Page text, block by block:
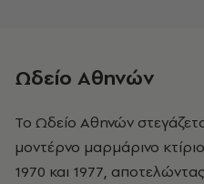
Ωδείο Αθηνών
Το Ωδείο Αθηνών στεγάζεται σε ένα επιβλητικό
μοντέρνο μαρμάρινο
1970 και 1977,